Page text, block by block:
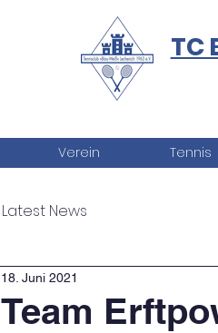
TC
Verein Tennis
Latest News
Team
18. Juni 2021